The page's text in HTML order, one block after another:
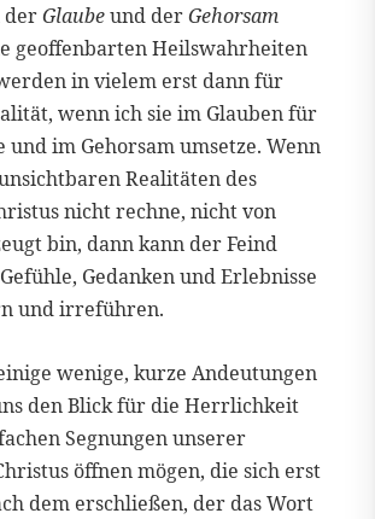
derGlaubeund derGehorsam
geoffenbarten Heilswahrheiten
in vielem erst dann für
wenn ich sie im Glauben für
und im Gehorsam umsetze. Wenn
Realitäten des
nicht rechne, nicht von
bin, dann kann der Feind
Gedanken und Erlebnisse
und irreführen.
wenige, kurze Andeutungen
den Blick für die Herrlichkeit
Segnungen unserer
öffnen mögen, die sich erst
dem erschließen, der das Wort